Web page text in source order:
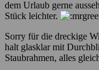
dem Urlaub gerne
Stück leichter.
Sorry für die dreckige
halt glasklar mit
Staubrahmen, alles